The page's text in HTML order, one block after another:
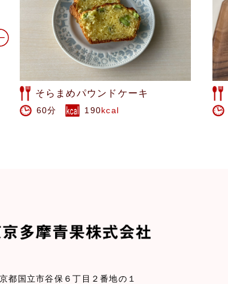
みかんケーキ
80分 1172kcal
都国立市谷保６丁目２番地の１